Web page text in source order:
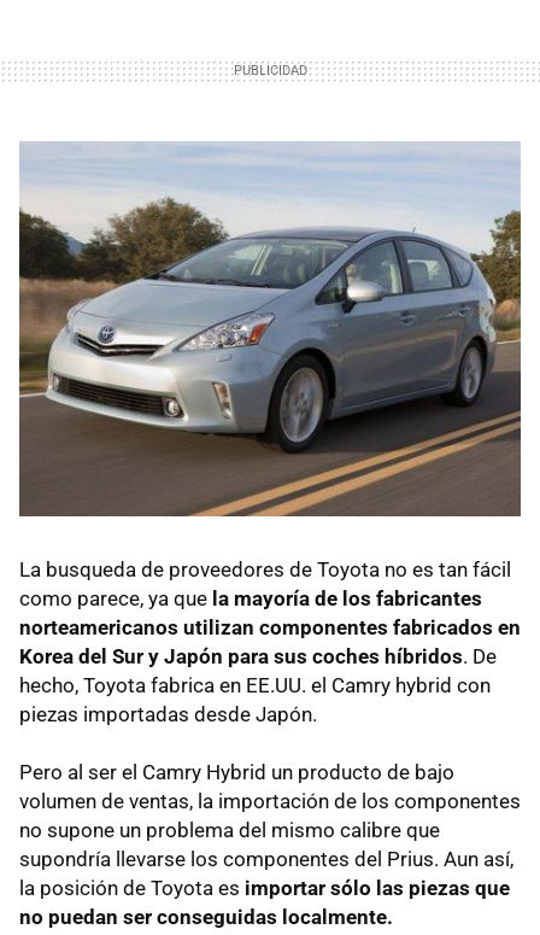
La busqueda de proveedores de Toyota no es tan fácil
como parece, ya que la mayoría de los fabricantes
norteamericanos utilizan componentes fabricados en
Korea del Sur y Japón para sus coches híbridos. De
hecho, Toyota fabrica en EE.UU. el Camry hybrid con
piezas importadas desde Japón.
Pero al ser el Camry Hybrid un producto de bajo
volumen de ventas, la importación de los componentes
no supone un problema del mismo calibre que
supondría llevarse los componentes del Prius. Aun así,
la posición de Toyota es importar sólo las piezas que
no puedan ser conseguidas localmente.